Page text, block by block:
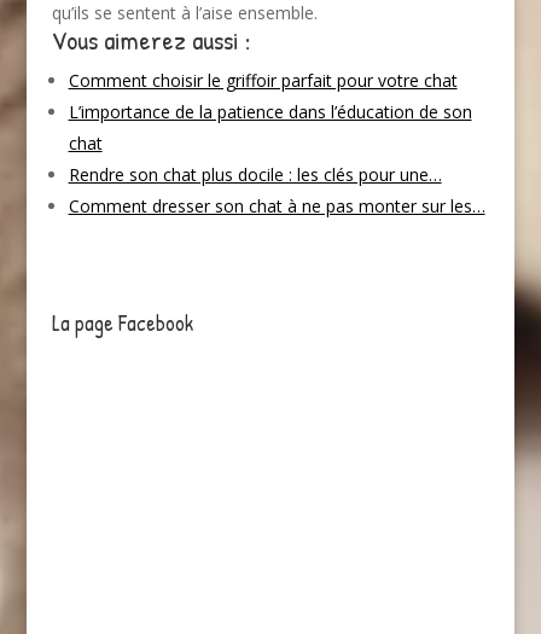
qu’ils se sentent à l’aise ensemble.
Vous aimerez aussi :
Comment choisir le griffoir parfait pour votre chat
L’importance de la patience dans l’éducation de son
chat
Rendre son chat plus docile : les clés pour une…
Comment dresser son chat à ne pas monter sur les…
La page Facebook